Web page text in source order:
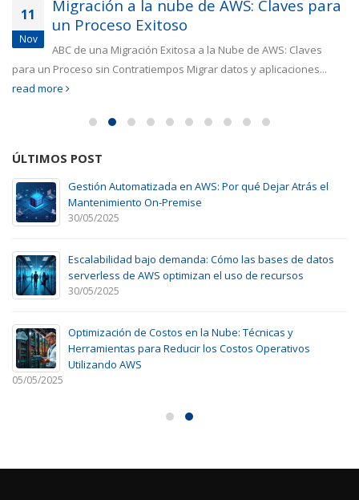
11
Nov
Migración a la nube de AWS: Claves para
un Proceso Exitoso
ABC de una Migración Exitosa a la Nube de AWS: Claves
para un Proceso sin Contratiempos Migrar datos y aplicaciones...
read more
ÚLTIMOS POST
Gestión Automatizada en AWS: Por qué Dejar Atrás el
Mantenimiento On-Premise
30/05/2025
Escalabilidad bajo demanda: Cómo las bases de datos
serverless de AWS optimizan el uso de recursos
30/05/2025
Optimización de Costos en la Nube: Técnicas y
Herramientas para Reducir los Costos Operativos
Utilizando AWS
05/05/2025